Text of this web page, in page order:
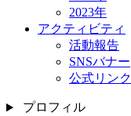
2023年
アクティビティ
活動報告
SNSバナー
公式リンク
プロフィル